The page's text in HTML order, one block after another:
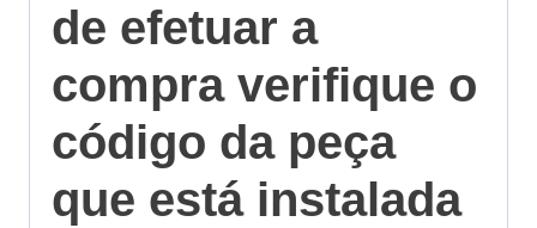
de efetuar a
compra verifique o
código da peça
que está instalada